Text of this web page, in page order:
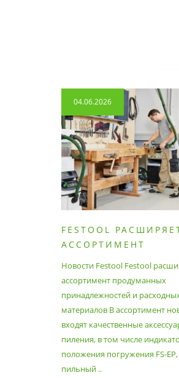
04.06.2026
FESTOOL
АССОРТИМЕНТ
ПРИНАДЛЕЖНОСТЕЙ
РАСХОДНЫХ
Новости Festool Festool
ассортимент продуманных
принадлежностей и
материалов В ассортимент
входят качественные
пиления, в том числе
положения погружения FS-
пильный ..